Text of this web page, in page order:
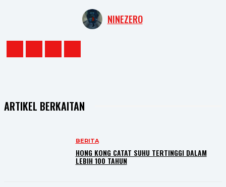
NINEZERO
ARTIKEL BERKAITAN
BERITA
HONG KONG CATAT SUHU TERTINGGI DALAM
LEBIH 100 TAHUN